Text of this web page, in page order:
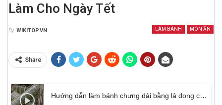
Làm Cho Ngày Tết
LÀM BÁNH MÓN ĂN
By WIKITOP.VN
Share
Hướng dẫn làm bánh chưng dài bằng lá dong cực kì đơn giản dễ làm cho ngày Tết